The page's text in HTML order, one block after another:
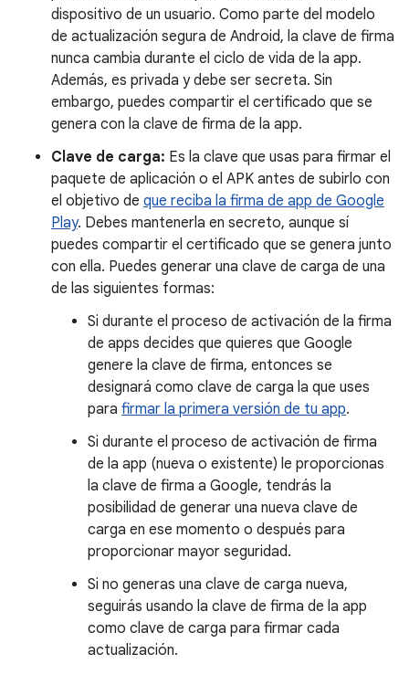
dispositivo de un usuario. Como parte del modelo
de actualización segura de Android, la clave de firma
nunca cambia durante el ciclo de vida de la app.
Además, es privada y debe ser secreta. Sin
embargo, puedes compartir el certificado que se
genera con la clave de firma de la app.
Clave de carga: Es la clave que usas para firmar el
paquete de aplicación o el APK antes de subirlo con
el objetivo de que reciba la firma de app de Google
Play. Debes mantenerla en secreto, aunque sí
puedes compartir el certificado que se genera junto
con ella. Puedes generar una clave de carga de una
de las siguientes formas:
Si durante el proceso de activación de la firma
de apps decides que quieres que Google
genere la clave de firma, entonces se
designará como clave de carga la que uses
para firmar la primera versión de tu app.
Si durante el proceso de activación de firma
de la app (nueva o existente) le proporcionas
la clave de firma a Google, tendrás la
posibilidad de generar una nueva clave de
carga en ese momento o después para
proporcionar mayor seguridad.
Si no generas una clave de carga nueva,
seguirás usando la clave de firma de la app
como clave de carga para firmar cada
actualización.